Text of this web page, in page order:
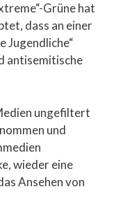
Grüne hat
dass an einer
Jugendliche“
antisemitische
ungefiltert
und
wieder eine
Ansehen von